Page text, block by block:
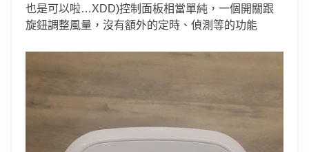
也是可以啦…XDD)控制面板相當單純，一個開關跟
旋鈕調整風量，沒有額外的定時、偵測等的功能